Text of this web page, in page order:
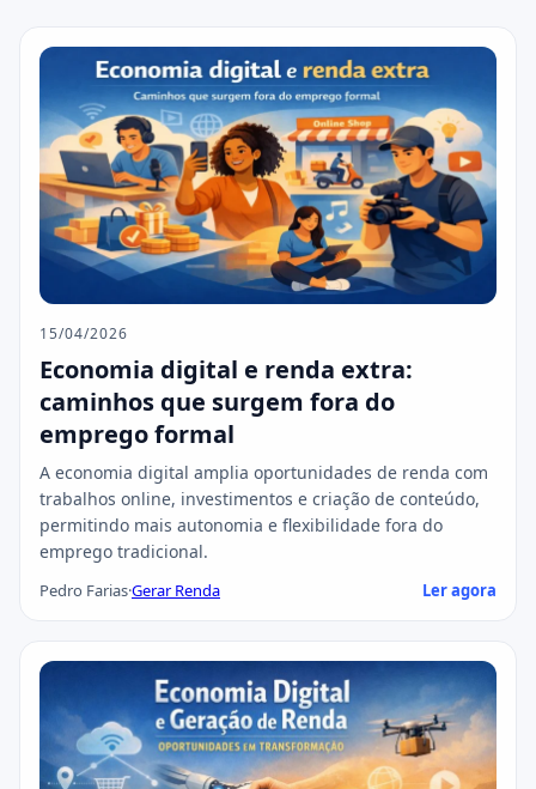
15/04/2026
Economia digital e renda extra:
caminhos que surgem fora do
emprego formal
A economia digital amplia oportunidades de renda com
trabalhos online, investimentos e criação de conteúdo,
permitindo mais autonomia e flexibilidade fora do
emprego tradicional.
Pedro Farias·Gerar Renda Ler agora